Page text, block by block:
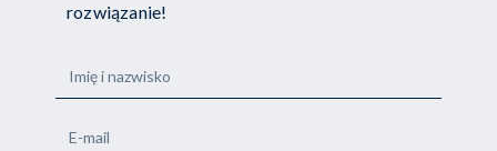
rozwiązanie!